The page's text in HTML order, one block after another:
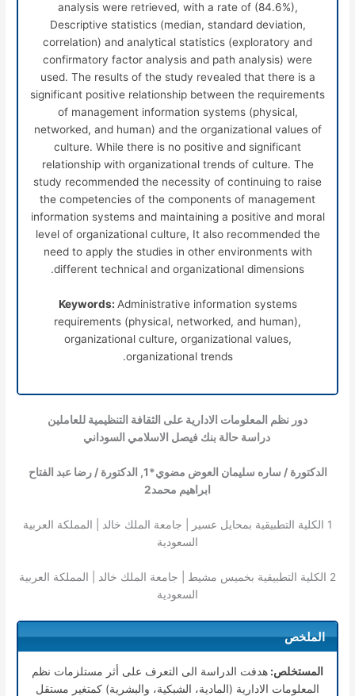
analysis were retrieved, with a rate of (84.6%),
Descriptive statistics (median, standard deviation,
correlation) and analytical statistics (exploratory and
confirmatory factor analysis and path analysis) were
used. The results of the study revealed that there is a
significant positive relationship between the requirements
of management information systems (physical,
networked, and human) and the organizational values of
culture. While there is no positive and significant
relationship with organizational trends of culture. The
study recommended the necessity of continuing to raise
the competencies of the components of management
information systems and maintaining a positive and moral
level of organizational culture, It also recommended the
need to apply the studies in other environments with
different technical and organizational dimensions.
Keywords: Administrative information systems
requirements (physical, networked, and human),
organizational culture, organizational values,
organizational trends.
دور نظم المعلومات الادارية على الثقافة التنظيمية للعاملين
دراسة حالة بنك فيصل الاسلامي السوداني
الدكتورة / ساره سليمان العوض مضوي*1, الدكتورة / رضا عبد الفتاح
ابراهيم محمد2
1 الكلية التطبيقية بمحايل عسير | جامعة الملك خالد | المملكة العربية
السعودية
2 الكلية التطبيقية بخميس مشيط | جامعة الملك خالد | المملكة العربية
السعودية
الملخص
المستخلص: هدفت الدراسة الى التعرف على أثر مستلزمات نظم
المعلومات الادارية (المادية، الشبكية، والبشرية) كمتغير مستقل